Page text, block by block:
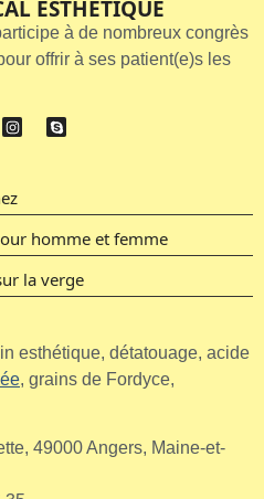
ESTHETIQUE
à de nombreux congrès
offrir à ses patient(e)s les
homme et femme
la verge
esthétique, détatouage, acide
, grains de Fordyce,
49000 Angers, Maine-et-